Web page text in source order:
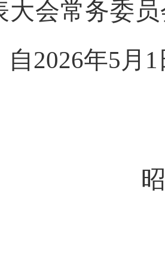
大会常务委
自2026年5月